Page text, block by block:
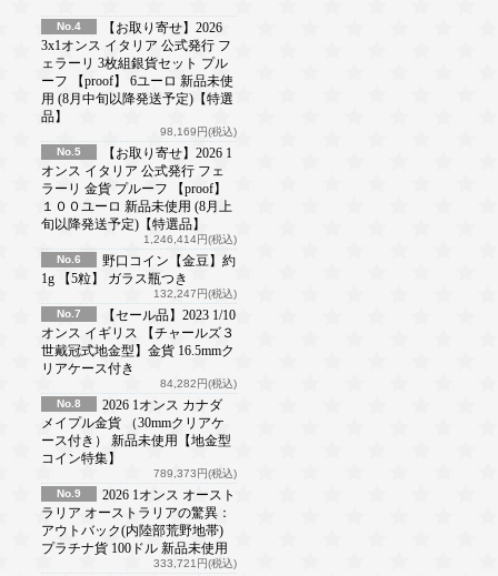
No.4
【お取り寄せ】2026
3x1オンス イタリア 公式発行 フ
ェラーリ 3枚組銀貨セット プル
ーフ 【proof】 6ユーロ 新品未使
用 (8月中旬以降発送予定)【特選
品】
98,169円(税込)
No.5
【お取り寄せ】2026 1
オンス イタリア 公式発行 フェ
ラーリ 金貨 プルーフ 【proof】
１００ユーロ 新品未使用 (8月上
旬以降発送予定)【特選品】
1,246,414円(税込)
No.6
野口コイン【金豆】約
1g 【5粒】 ガラス瓶つき
132,247円(税込)
No.7
【セール品】2023 1/10
オンス イギリス 【チャールズ３
世戴冠式地金型】金貨 16.5mmク
リアケース付き
84,282円(税込)
No.8
2026 1オンス カナダ
メイプル金貨 （30mmクリアケ
ース付き） 新品未使用【地金型
コイン特集】
789,373円(税込)
No.9
2026 1オンス オースト
ラリア オーストラリアの驚異：
アウトバック(内陸部荒野地帯)
プラチナ貨 100ドル 新品未使用
333,721円(税込)